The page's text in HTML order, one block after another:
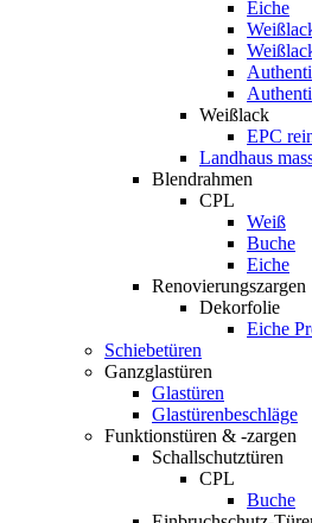
Eiche
Weißlack
EPC
Landhaus
Blendrahmen
CPL
Weiß
Buche
Eiche
Renovierungszargen
Dekorfolie
Eiche
Schiebetüren
Ganzglastüren
Glastüren
Glastürenbeschläge
Funktionstüren & -zargen
Schallschutztüren
CPL
Buche